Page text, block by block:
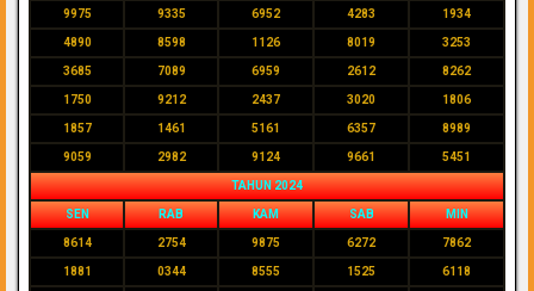
9975 9335 6952 4283 1934
4890 8598 1126 8019 3253
3685 7089 6959 2612 8262
1750 9212 2437 3020 1806
1857 1461 5161 6357 8989
9059 2982 9124 9661 5451
TAHUN 2024
SEN RAB KAM SAB MIN
8614 2754 9875 6272 7862
1881 0344 8555 1525 6118